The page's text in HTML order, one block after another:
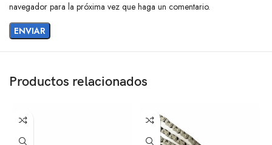
navegador para la próxima vez que haga un comentario.
Productos relacionados